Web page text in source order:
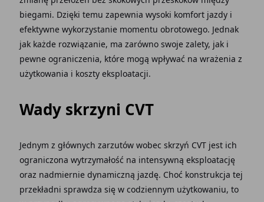
biegami. Dzięki temu zapewnia wysoki komfort jazdy i
efektywne wykorzystanie momentu obrotowego. Jednak
jak każde rozwiązanie, ma zarówno swoje zalety, jak i
pewne ograniczenia, które mogą wpływać na wrażenia z
użytkowania i koszty eksploatacji.
Wady skrzyni CVT
Jednym z głównych zarzutów wobec skrzyń CVT jest ich
ograniczona wytrzymałość na intensywną eksploatację
oraz nadmiernie dynamiczną jazdę. Choć konstrukcja tej
przekładni sprawdza się w codziennym użytkowaniu, to